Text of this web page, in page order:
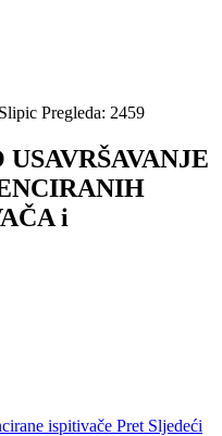
Pregleda: 2459
i
ispitivače Pret Sljedeći